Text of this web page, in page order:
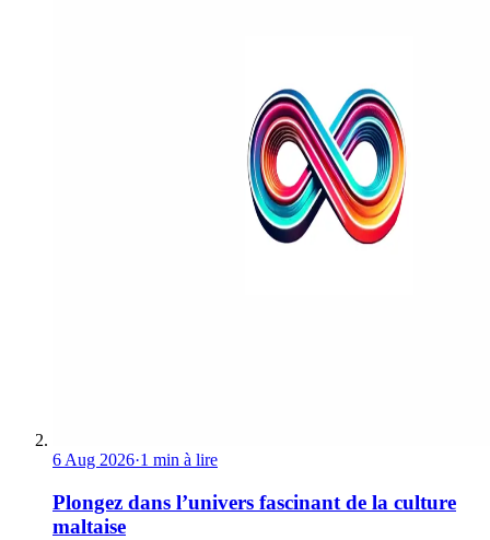
6 Aug 2026·1 min à lire
Plongez dans l’univers fascinant de la culture
maltaise